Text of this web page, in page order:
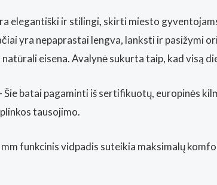
elegantiški ir stilingi, skirti miesto
yra nepaprastai lengva, lanksti ir pasižymi
eisena. Avalynė sukurta taip, kad visą
Šie batai pagaminti iš sertifikuotų, europinės
tausojimo.
funkcinis vidpadis suteikia maksimalų